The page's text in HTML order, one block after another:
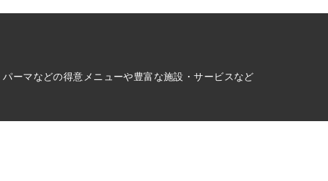
ーマなどの得意メニューや豊富な施設・サービスなど